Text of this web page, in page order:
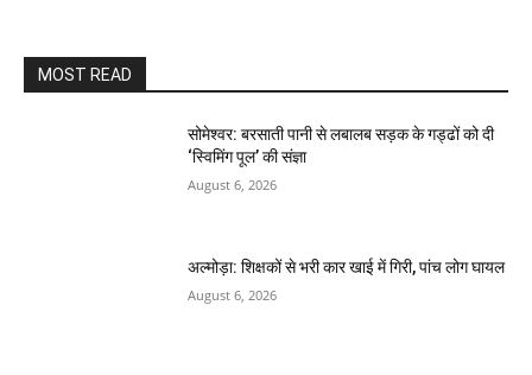
MOST READ
सोमेश्वर: बरसाती पानी से लबालब सड़क के गड्ढों को दी
‘स्विमिंग पूल’ की संज्ञा
August 6, 2026
अल्मोड़ा: शिक्षकों से भरी कार खाई में गिरी, पांच लोग घायल
August 6, 2026